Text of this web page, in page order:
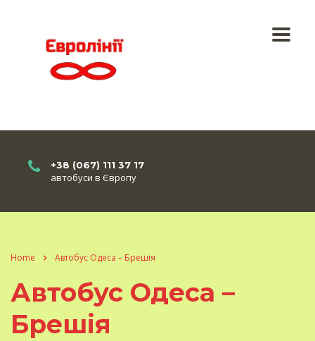
+38 (067) 111 37 17
автобуси в Європу
Home Автобус Одеса – Брешія
Автобус Одеса –
Брешія